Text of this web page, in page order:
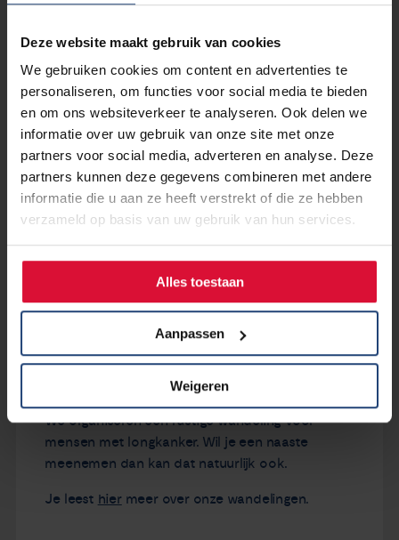
Deze website maakt gebruik van cookies
We gebruiken cookies om content en advertenties te
personaliseren, om functies voor social media te bieden
en om ons websiteverkeer te analyseren. Ook delen we
informatie over uw gebruik van onze site met onze
partners voor social media, adverteren en analyse. Deze
partners kunnen deze gegevens combineren met andere
informatie die u aan ze heeft verstrekt of die ze hebben
verzameld op basis van uw gebruik van hun services.
Alles toestaan
Aanpassen
Weigeren
Datum
12 oktober 2026
Tijd
10:00 - 11:00
Locatie
Station Driebergen-Zeist /
Landgoed Heidestein. Verzamelen
bij Pannenkoekenhuis Princenhof
Wandeling voor mensen met
longkanker op dinsdag 13 oktober
Meer informatie
We organiseren een rustige wandeling voor
mensen met longkanker. Wil je een naaste
meenemen dan kan dat natuurlijk ook.
Je leest hier meer over onze wandelingen.